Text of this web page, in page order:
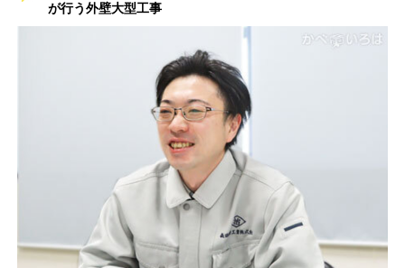
が行う外壁大型工事